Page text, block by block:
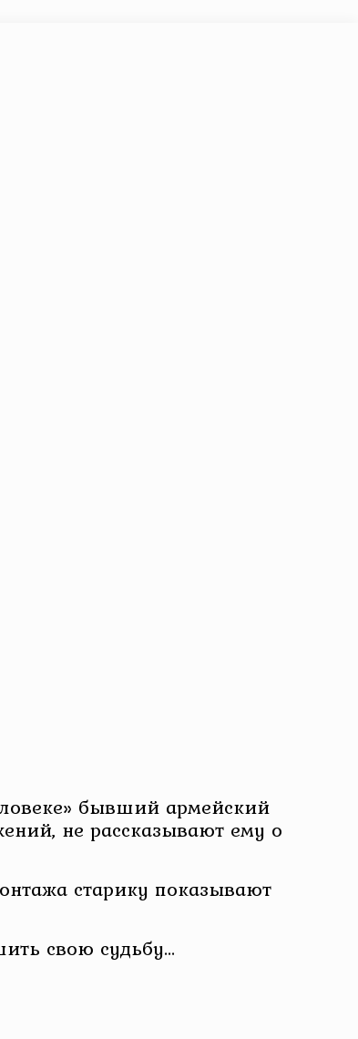
бывший армейский
не рассказывают ему о
старику показывают
свою судьбу…